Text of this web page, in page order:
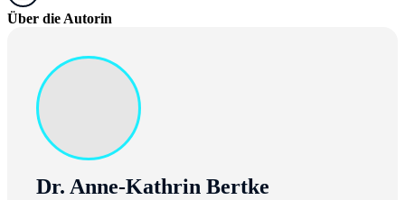
Über die Autorin
Dr. Anne-Kathrin Bertke